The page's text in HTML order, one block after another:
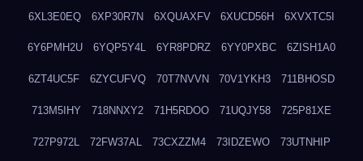
6XL3E0EQ 6XP30R7N 6XQUAXFV 6XUCD56H 6XVXTC5I
6Y6PMH2U 6YQP5Y4L 6YR8PDRZ 6YY0PXBC 6ZISH1A0
6ZT4UC5F 6ZYCUFVQ 70T7NVVN 70V1YKH3 711BHOSD
713M5IHY 718NNXY2 71H5RDOO 71UQJY58 725P81XE
727P972L 72FW37AL 73CXZZM4 73IDZEWO 73UTNHIP